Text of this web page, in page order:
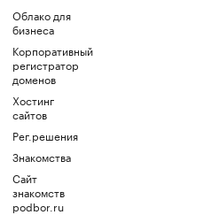
Облако для
бизнеса
Корпоративный
регистратор
доменов
Хостинг
сайтов
Рег.решения
Знакомства
Сайт
знакомств
podbor.ru